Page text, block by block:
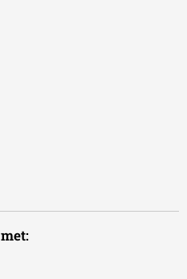
met: